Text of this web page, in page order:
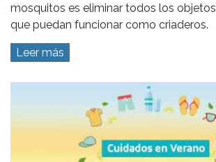
mosquitos es eliminar todos los
que puedan funcionar como criaderos.
Leer más